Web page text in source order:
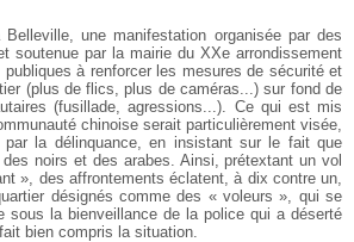
une manifestation organisée par des
soutenue par la mairie du XXe arrondissement
à renforcer les mesures de sécurité et
(plus de flics, plus de caméras...) sur fond de
(fusillade, agressions...). Ce qui est mis
chinoise serait particulièrement visée,
la délinquance, en insistant sur le fait que
noirs et des arabes. Ainsi, prétextant un vol
», des affrontements éclatent, à dix contre un,
désignés comme des « voleurs », qui se
sous la bienveillance de la police qui a déserté
bien compris la situation.